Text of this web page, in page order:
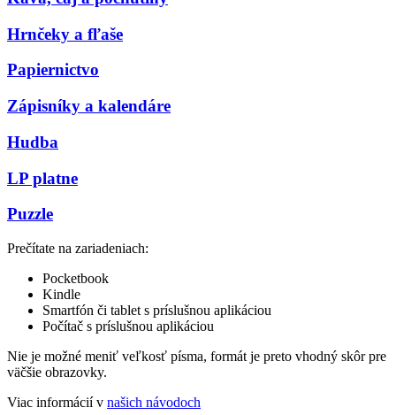
Hrnčeky a fľaše
Papiernictvo
Zápisníky a kalendáre
Hudba
LP platne
Puzzle
Prečítate na zariadeniach:
Pocketbook
Kindle
Smartfón či tablet s príslušnou aplikáciou
Počítač s príslušnou aplikáciou
Nie je možné meniť veľkosť písma, formát je preto vhodný skôr pre
väčšie obrazovky.
Viac informácií v našich návodoch